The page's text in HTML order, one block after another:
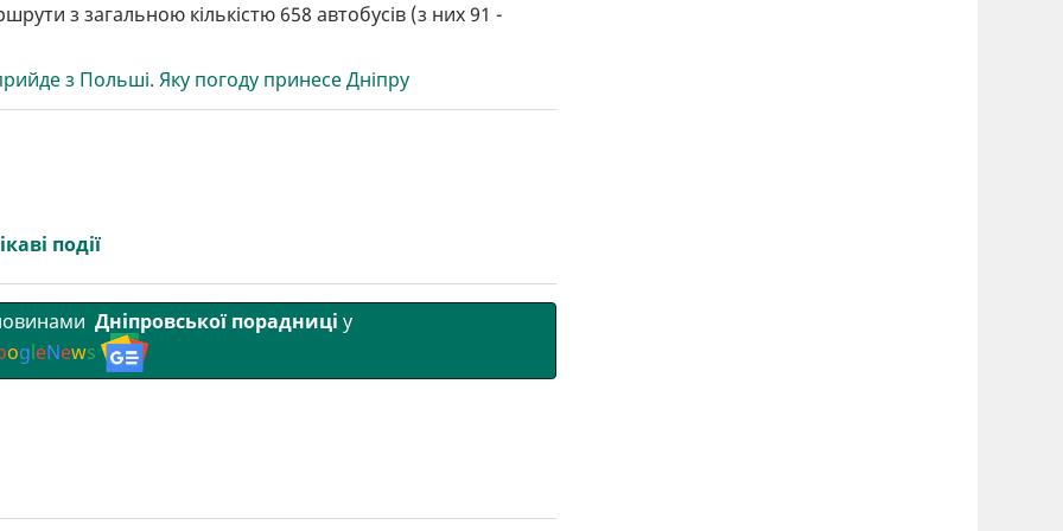
з загальною кількістю 658 автобусів (з них 91 -
з Польші. Яку погоду принесе Дніпру
події
Дніпровської порадниці у
ogleNews